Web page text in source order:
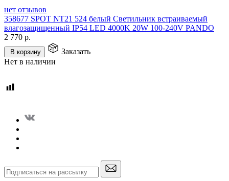
нет отзывов
358677 SPOT NT21 524 белый Светильник встраиваемый
влагозащищенный IP54 LED 4000K 20W 100-240V PANDO
2 770 р.
В корзину
Заказать
Нет в наличии